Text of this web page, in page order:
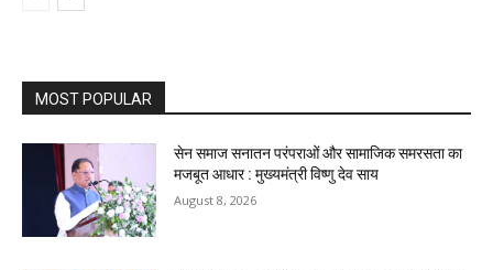
MOST POPULAR
सेन समाज सनातन परंपराओं और सामाजिक समरसता का
मजबूत आधार : मुख्यमंत्री विष्णु देव साय
August 8, 2026